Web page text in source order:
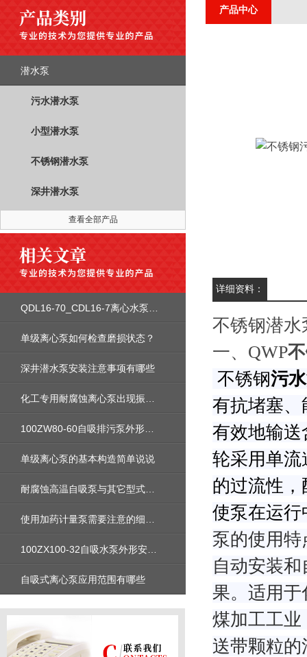
潜水泵
污水潜水泵
小型潜水泵
不锈钢潜水泵
深井潜水泵
查看全部产品
QDL16-70_CDL16-7离心水泵安装尺寸性能参数曲线图价格
单级离心泵如何检查磨损状态？
深井潜水泵安装注意事项有哪些
化工专用耐腐蚀离心泵出现振动的故障,有哪些原因造成
100ZW80-60自吸排污泵外形安装尺寸图及性能参数曲线图及价格
单级离心泵的基本构造简单说说
耐腐蚀高温自吸泵与其它型式的自吸泵有什么不同呢
使用加药计量泵需要注意的细节有哪些 ？
100ZX100-32自吸水泵外形安装尺寸_性能参数曲线图_价格
自吸式离心泵应用范围有哪些
产品中心
详细资料：
不锈钢潜水
一、QWP
不锈钢污
有抗堵塞
有效地输
轮采用单
的过流性
使泵在运
泵的使用
自动安装
果。适用
煤加工工
送带颗粒